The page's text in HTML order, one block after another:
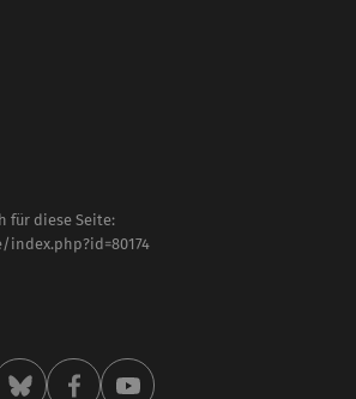
für diese Seite: